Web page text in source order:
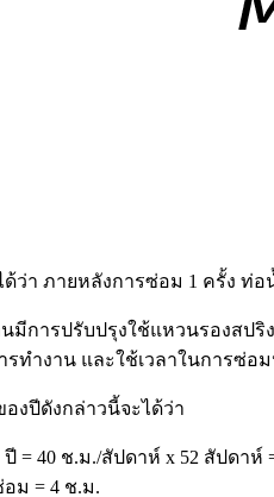
ว่า ภายหลังการซ่อม 1 ครั้ง ท่
มีการปรับปรุงใช้แหวนรองสป
รทำงาน และใช้เวลาในการซ่อ
งปีดังกล่าวนี้จะได้ว่า
= 40 ช.ม./สัปดาห์ x 52 สัปดาห์
อม = 4 ช.ม.